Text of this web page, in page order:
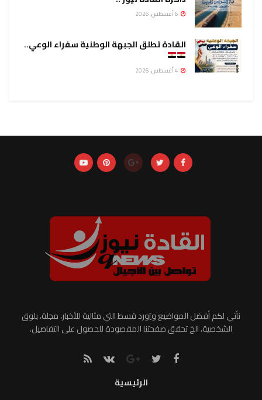
القادة تطلق الجبهة الوطنية سفراء الوعي..
نأتي لكم أفضل المواضيع و]ورد قسط التي مثالية للأخبار، مجلة، بلوق
الشخصية، الخ تحقق صفحتنا المقصودة للحصول على التفاصيل.
الرئيسية